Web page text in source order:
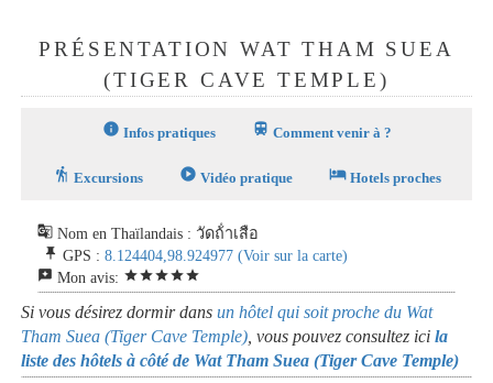
PRÉSENTATION WAT THAM SUEA
(TIGER CAVE TEMPLE)
info Infos pratiques train Comment venir à ?
hiking Excursions play_circle Vidéo pratique hotelHotels proches
g_translate Nom en Thaïlandais : วัดถ้ําเสือ
push_pin GPS : 8.124404,98.924977 (Voir sur la carte)
reviews Mon avis: starstarstarstarstar
Si vous désirez dormir dansun hôtel qui soit proche du Wat
Tham Suea (Tiger Cave Temple) , vous pouvez consultez icila
liste des hôtels à côté de Wat Tham Suea (Tiger Cave Temple)